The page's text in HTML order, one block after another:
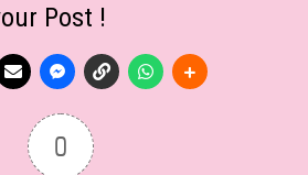
Post !
0